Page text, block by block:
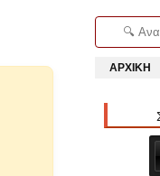
ΑΡΧΙΚΗ